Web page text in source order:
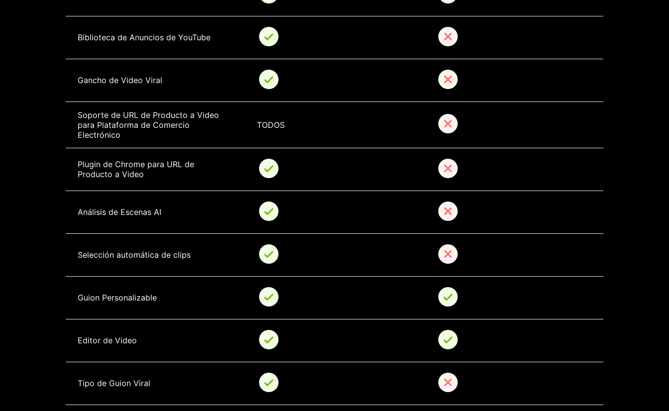
Biblioteca de Anuncios de YouTube
Gancho de Video Viral
Soporte de URL de Producto a Video
para Plataforma de Comercio
Electrónico
TODOS
Plugin de Chrome para URL de
Producto a Video
Análisis de Escenas AI
Selección automática de clips
Guion Personalizable
Editor de Video
Tipo de Guion Viral